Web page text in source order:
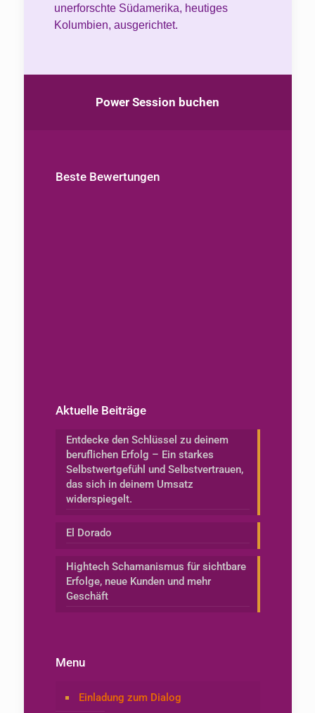
unerforschte Südamerika, heutiges
Kolumbien, ausgerichtet.
Power Session buchen
Beste Bewertungen
Aktuelle Beiträge
Entdecke den Schlüssel zu deinem
beruflichen Erfolg – Ein starkes
Selbstwertgefühl und Selbstvertrauen,
das sich in deinem Umsatz
widerspiegelt.
El Dorado
Hightech Schamanismus für sichtbare
Erfolge, neue Kunden und mehr
Geschäft
Menu
Einladung zum Dialog